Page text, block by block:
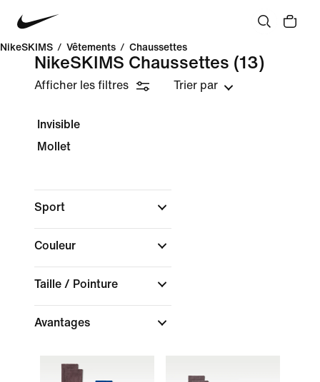
NikeSKIMS / Vêtements / Chaussettes
NikeSKIMS Chaussettes (13)
Afficher les filtres Trier par
Invisible
Mollet
Sport
Couleur
Taille / Pointure
Avantages